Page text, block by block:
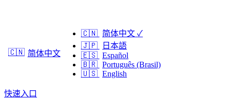
🇨🇳 简体中文
🇨🇳 简体中文 ✓
🇯🇵
日本語
🇪🇸 Español
🇧🇷 Português (Brasil)
🇺🇸 English
快速入口